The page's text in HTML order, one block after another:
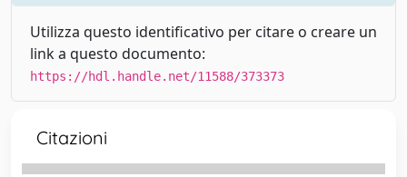
Utilizza questo identificativo per citare o creare un
link a questo documento:
https://hdl.handle.net/11588/373373
Citazioni